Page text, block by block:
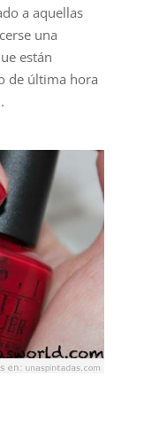
a aquellas
una
están
de última hora